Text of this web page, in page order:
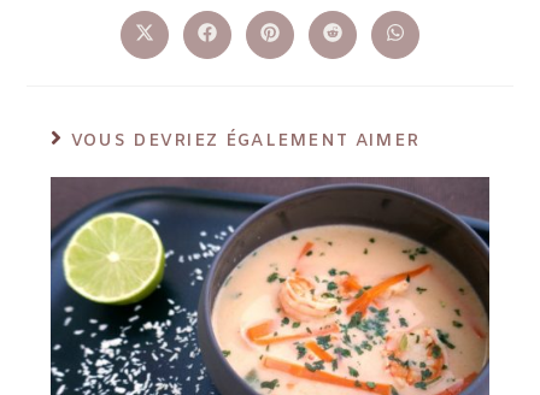
VOUS DEVRIEZ ÉGALEMENT AIMER